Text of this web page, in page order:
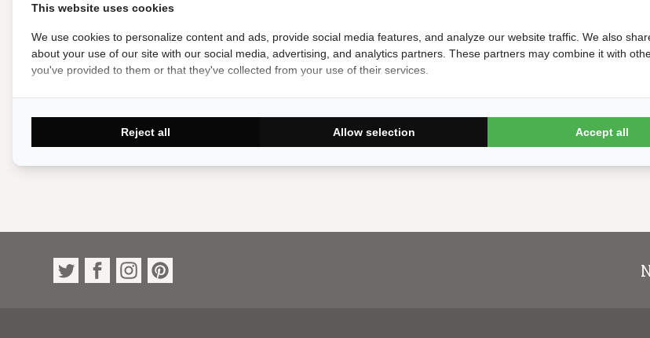
Voetbaltafel Roberto Sport
1,699.99
This website uses cookies
We use cookies to personalize content and ads, provide social media features, and analyze our website traffic. We also
about your use of our site with our social media, advertising, and analytics partners. These partners may combine it with
you've provided to them or that they've collected from your use of their services.
Reject all Allow selection Accept all